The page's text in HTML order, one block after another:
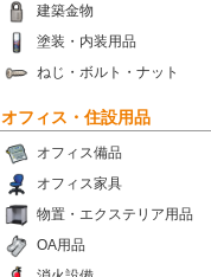
建築金物
塗装・内装用品
ねじ・ボルト・ナット
オフィス・住設用品
オフィス備品
オフィス家具
物置・エクステリア用品
OA用品